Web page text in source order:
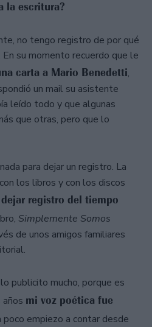
la escritura?
no tengo registro de por qué
En su momento recuerdo que le
carta a Mario Benedetti,
un mail su asistente
leído todo y que algunas
que otras, pero que lo
para dejar un registro. La
los libros y con los discos
dejar registro del tiempo
Simplemente Somos
de unos amigos familiares
publicito mucho, porque es
mi voz poética fue
poco empiezo a contar desde